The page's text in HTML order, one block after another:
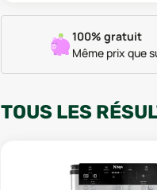
100% gratuit
Même prix que
TOUS LES